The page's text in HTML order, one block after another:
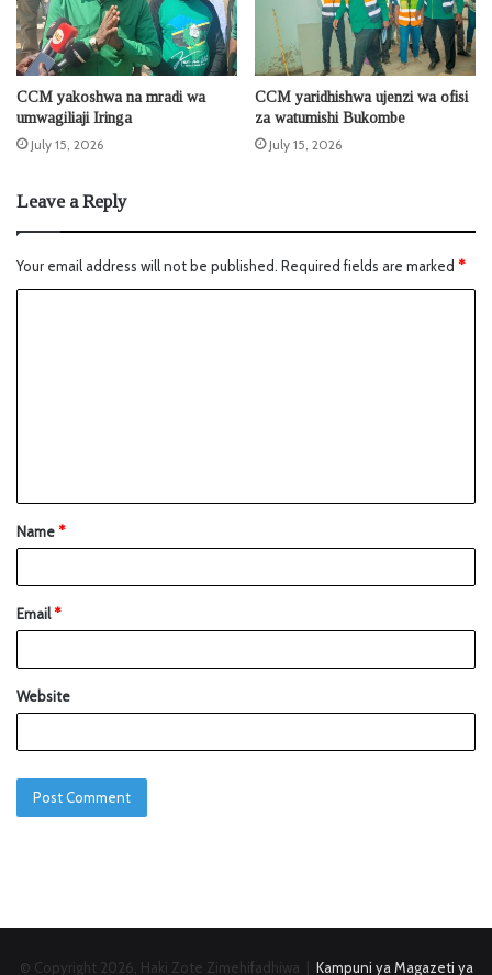
CCM yakoshwa na mradi wa
umwagiliaji Iringa
July 15, 2026
CCM yaridhishwa ujenzi wa ofisi
za watumishi Bukombe
July 15, 2026
Leave a Reply
Your email address will not be published. Required fields are marked *
Name*
Email*
Website
© Copyright 2026, Haki Zote Zimehifadhiwa | Kampuni ya Magazeti ya